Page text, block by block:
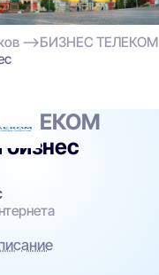
БИЗНЕС ТЕЛЕКОМ